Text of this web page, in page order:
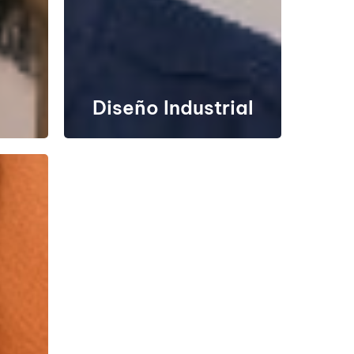
Diseño Industrial